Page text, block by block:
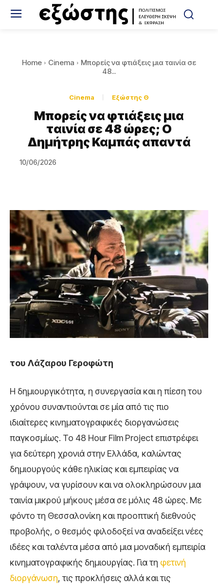
Home Cinema
Μπορείς να φτιάξεις μια ταινία σε
48...
Cinema Εξώστης Θ
Μπορείς να φτιάξεις μια
ταινία σε 48 ώρες; Ο
Δημήτρης Καμπάς απαντά
10/06/2026
του Λάζαρου Γεροφώτη
Η δημιουργικότητα, η συνεργασία και η πίεση του
χρόνου συναντιούνται σε μία από τις πιο
ιδιαίτερες κινηματογραφικές διοργανώσεις
παγκοσμίως. Το 48 Hour Film Project επιστρέφει
για δεύτερη χρονιά στην Ελλάδα, καλώντας
δημιουργούς κάθε ηλικίας και εμπειρίας να
γράψουν, να γυρίσουν και να ολοκληρώσουν μια
ταινία μικρού μήκους μέσα σε μόλις 48 ώρες. Με
φόντο τη Θεσσαλονίκη και προοπτική διεθνούς
προβολής, ο θεσμός φιλοδοξεί να αναδείξει νέες
ιδέες και ταλέντα μέσα από μια μοναδική εμπειρία
κινηματογραφικής δημιουργίας. Για τη φετινή
διοργάνωση, τις προκλήσεις αλλά και τις